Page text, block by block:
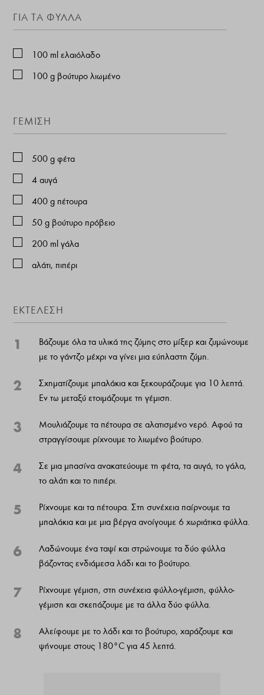
ΓΙΑ ΤΑ ΦΥΛΛΑ
100 ml ελαιόλαδο
100 g βούτυρο λιωμένο
ΓΕΜΙΣΗ
500 g φέτα
4 αυγά
400 g πέτουρα
50 g βούτυρο πρόβειο
200 ml γάλα
αλάτι, πιπέρι
ΕΚΤΕΛΕΣΗ
1
Βάζουμε όλα τα υλικά της ζύμης στο μίξερ και ζυμώνουμε
με το γάντζο μέχρι να γίνει μια εύπλαστη ζύμη.
2
Σχηματίζουμε μπαλάκια και ξεκουράζουμε για 10 λεπτά.
Εν τω μεταξύ ετοιμάζουμε τη γέμιση.
3
Μουλιάζουμε τα πέτουρα σε αλατισμένο νερό. Αφού τα
στραγγίσουμε ρίχνουμε το λιωμένο βούτυρο.
4
Σε μια μπασίνα ανακατεύουμε τη φέτα, τα αυγά, το γάλα,
το αλάτι και το πιπέρι.
5
Ρίχνουμε και τα πέτουρα. Στη συνέχεια παίρνουμε τα
μπαλάκια και με μια βέργα ανοίγουμε 6 χωριάτικα φύλλα.
6
Λαδώνουμε ένα ταψί και στρώνουμε τα δύο φύλλα
βάζοντας ενδιάμεσα λάδι και το βούτυρο.
7
Ρίχνουμε γέμιση, στη συνέχεια φύλλο-γέμιση, φύλλο-
γέμιση και σκεπάζουμε με τα άλλα δύο φύλλα.
8
Αλείφουμε με το λάδι και το βούτυρο, χαράζουμε και
ψήνουμε στους 180°C για 45 λεπτά.